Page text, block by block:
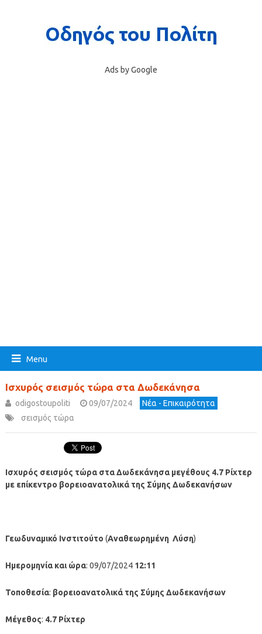
Ads by Google
Menu
Ισχυρός σεισμός τώρα στα Δωδεκάνησα
odigostoupoliti 09/07/2024
Νέα - Επικαιρότητα
σεισμός τώρα
Ισχυρός σεισμός τώρα στα Δωδεκάνησα μεγέθους 4.7 Ρίχτερ
με επίκεντρο βορειοανατολικά της Σύμης Δωδεκανήσων
Γεωδυναμικό Ινστιτούτο (Αναθεωρημένη Λύση)
Ημερομηνία και ώρα: 09/07/2024 12:11
Τοποθεσία: βορειοανατολικά της Σύμης Δωδεκανήσων
Μέγεθος: 4.7 Ρίχτερ